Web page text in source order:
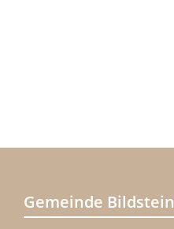
Gemeinde Bildstein